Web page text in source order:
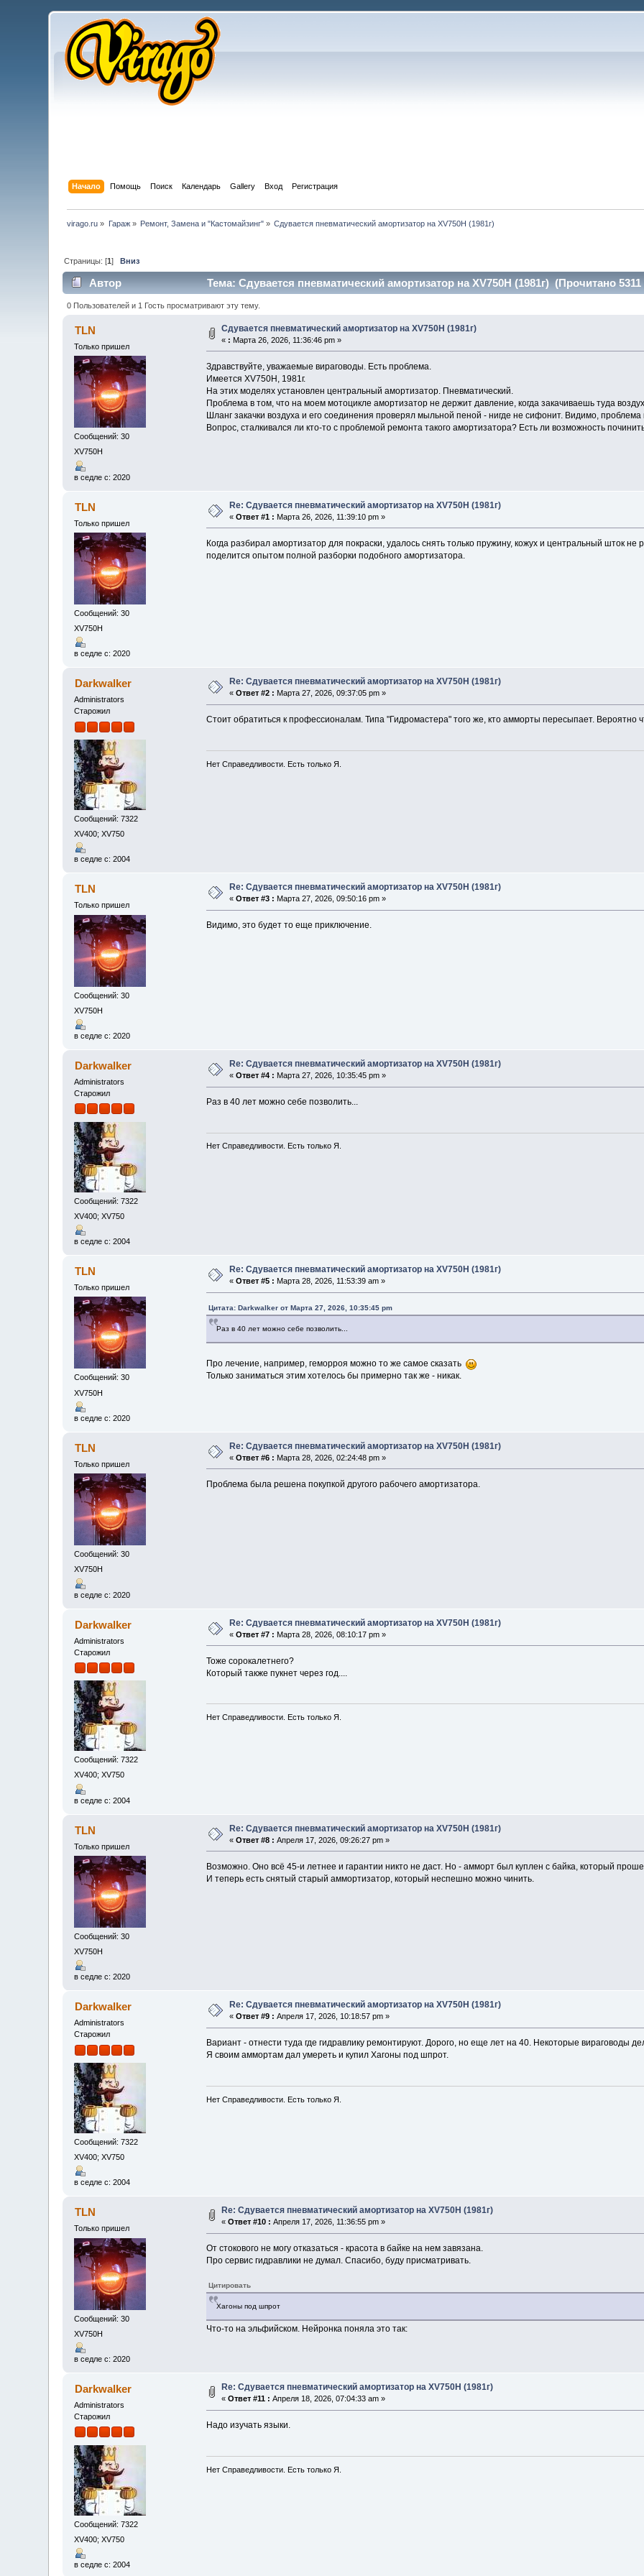
Начало Помощь Поиск Календарь Gallery Вход Регистрация
virago.ru » Гараж» Ремонт, Замена и "Кастомайзинг" » Сдувается пневматический амортизатор на XV750H (1981г)
Страницы: [1]Вниз
Автор Тема: Сдувается пневматический амортизатор на XV750H (1981г) (Прочитано 5311
0 Пользователей и 1 Гость просматривают эту тему.
TLN
Только пришел
Сообщений: 30
XV750H
в седле с: 2020
Сдувается пневматический амортизатор на XV750H (1981г)
« : Марта 26, 2026, 11:36:46 pm »
Здравствуйте, уважаемые вираговоды. Есть проблема.
Имеется XV750H, 1981г.
На этих моделях установлен центральный амортизатор. Пневматический.
Проблема в том, что на моем мотоцикле амортизатор не держит давление, когда закачиваешь туда
Шланг закачки воздуха и его соединения проверял мыльной пеной - нигде не сифонит. Видимо, проблема
Вопрос, сталкивался ли кто-то с проблемой ремонта такого амортизатора? Есть ли возможность
TLN
Только пришел
Сообщений: 30
XV750H
в седле с: 2020
Re: Сдувается пневматический амортизатор на XV750H (1981г)
«Ответ #1 : Марта 26, 2026, 11:39:10 pm »
Когда разбирал амортизатор для покраски, удалось снять только пружину, кожух и центральный шток не
поделится опытом полной разборки подобного амортизатора.
Darkwalker
Administrators
Старожил
Сообщений: 7322
XV400; XV750
в седле с: 2004
Re: Сдувается пневматический амортизатор на XV750H (1981г)
«Ответ #2 : Марта 27, 2026, 09:37:05 pm »
Стоит обратиться к профессионалам. Типа "Гидромастера" того же, кто амморты пересыпает. Вероятно
Нет Справедливости. Есть только Я.
TLN
Только пришел
Сообщений: 30
XV750H
в седле с: 2020
Re: Сдувается пневматический амортизатор на XV750H (1981г)
«Ответ #3 : Марта 27, 2026, 09:50:16 pm »
Видимо, это будет то еще приключение.
Darkwalker
Administrators
Старожил
Сообщений: 7322
XV400; XV750
в седле с: 2004
Re: Сдувается пневматический амортизатор на XV750H (1981г)
«Ответ #4 : Марта 27, 2026, 10:35:45 pm »
Раз в 40 лет можно себе позволить...
Нет Справедливости. Есть только Я.
TLN
Только пришел
Сообщений: 30
XV750H
в седле с: 2020
Re: Сдувается пневматический амортизатор на XV750H (1981г)
«Ответ #5 : Марта 28, 2026, 11:53:39 am »
Цитата: Darkwalker от Марта 27, 2026, 10:35:45 pm
Раз в 40 лет можно себе позволить...
Про лечение, например, геморроя можно то же самое сказать
Только заниматься этим хотелось бы примерно так же - никак.
TLN
Только пришел
Сообщений: 30
XV750H
в седле с: 2020
Re: Сдувается пневматический амортизатор на XV750H (1981г)
«Ответ #6 : Марта 28, 2026, 02:24:48 pm »
Проблема была решена покупкой другого рабочего амортизатора.
Darkwalker
Administrators
Старожил
Сообщений: 7322
XV400; XV750
в седле с: 2004
Re: Сдувается пневматический амортизатор на XV750H (1981г)
«Ответ #7 : Марта 28, 2026, 08:10:17 pm »
Тоже сорокалетнего?
Который также пукнет через год....
Нет Справедливости. Есть только Я.
TLN
Только пришел
Сообщений: 30
XV750H
в седле с: 2020
Re: Сдувается пневматический амортизатор на XV750H (1981г)
«Ответ #8 : Апреля 17, 2026, 09:26:27 pm »
Возможно. Оно всё 45-и летнее и гарантии никто не даст. Но - амморт был куплен с байка, который
И теперь есть снятый старый аммортизатор, который неспешно можно чинить.
Darkwalker
Administrators
Старожил
Сообщений: 7322
XV400; XV750
в седле с: 2004
Re: Сдувается пневматический амортизатор на XV750H (1981г)
«Ответ #9 : Апреля 17, 2026, 10:18:57 pm »
Вариант - отнести туда где гидравлику ремонтируют. Дорого, но еще лет на 40. Некоторые вираговоды
Я своим аммортам дал умереть и купил Хагоны под шпрот.
Нет Справедливости. Есть только Я.
TLN
Только пришел
Сообщений: 30
XV750H
в седле с: 2020
Re: Сдувается пневматический амортизатор на XV750H (1981г)
«Ответ #10 : Апреля 17, 2026, 11:36:55 pm »
От стокового не могу отказаться - красота в байке на нем завязана.
Про сервис гидравлики не думал. Спасибо, буду присматривать.
Цитировать
Хагоны под шпрот
Что-то на эльфийском. Нейронка поняла это так:
Darkwalker
Administrators
Старожил
Сообщений: 7322
XV400; XV750
в седле с: 2004
Re: Сдувается пневматический амортизатор на XV750H (1981г)
«Ответ #11 : Апреля 18, 2026, 07:04:33 am »
Надо изучать языки.
Нет Справедливости. Есть только Я.